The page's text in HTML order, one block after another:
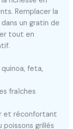
Remplacer la
un gratin de
tout en
feta,
fraîches
et réconfortant
grillés